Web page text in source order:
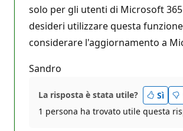
solo per gli utenti di Microsoft
desideri utilizzare questa
considerare l'aggiornamento a
Sandro
La risposta è stata utile? Sì
1 persona ha trovato utile questa